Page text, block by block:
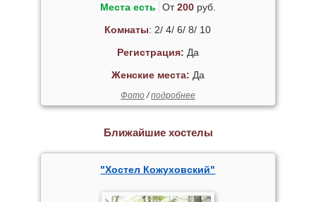
Места есть От200руб.
Комнаты: 2/ 4/ 6/ 8/ 10
Регистрация: Да
Женские места: Да
Фото/подробнее
Ближайшие хостелы
"Хостел Кожуховский"